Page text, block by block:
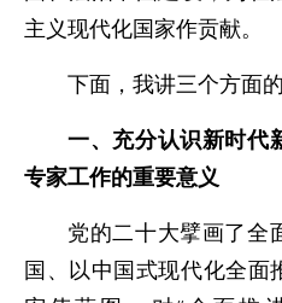
主义现代化国家作贡献。
下面，我讲三个方面的
一、充分认识新时代
专家工作的重要意义
党的二十大擘画了全
国、以中国式现代化全面